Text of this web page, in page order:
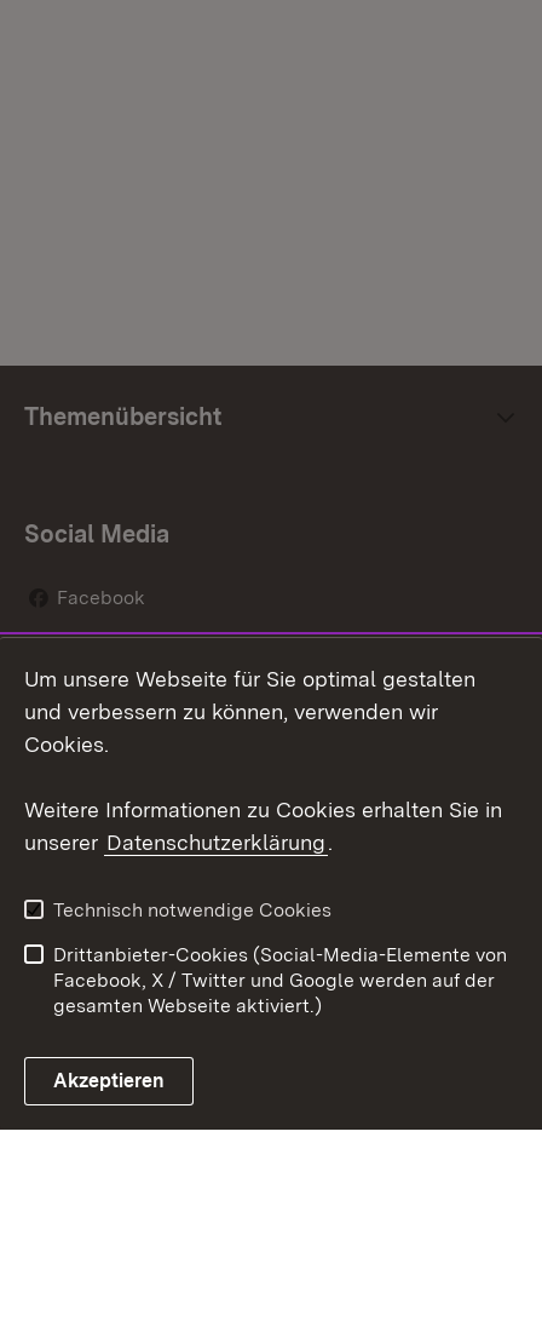
Themenübersicht
Social Media
Facebook
Social Wall
Youtube
Link zum Landesportal
Kontakt
Datenschutz
Barrierefreiheit
Impressum Cookies
Um unsere Webseite für Sie optimal gestalten
und verbessern zu können, verwenden wir
Cookies.
Weitere Informationen zu Cookies erhalten Sie in
unserer Datenschutzerklärung.
Technisch notwendige Cookies
Drittanbieter-Cookies (Social-Media-Elemente von
Facebook, X / Twitter und Google werden auf der
gesamten Webseite aktiviert.)
Akzeptieren